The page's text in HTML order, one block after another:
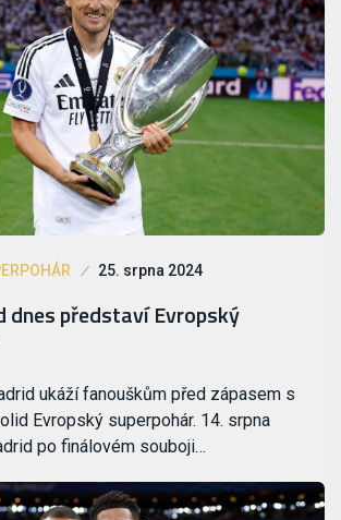
25. srpna 2024
dnes představí Evropský
ukáží fanouškům před zápasem s
Evropský superpohár. 14. srpna
po finálovém souboji…